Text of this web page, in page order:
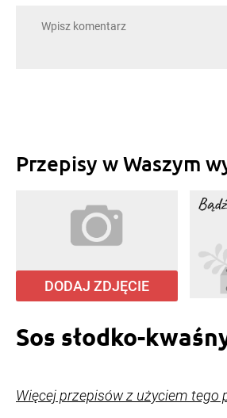
Przepisy w Waszym
DODAJ ZDJĘCIE
Sos słodko-
Więcej przepisów z użyciem tego